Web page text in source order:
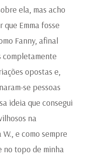
ela, mas acho
Emma fosse
Fanny, afinal
completamente
opostas e,
se pessoas
ideia que consegui
na
e como sempre
no topo de minha